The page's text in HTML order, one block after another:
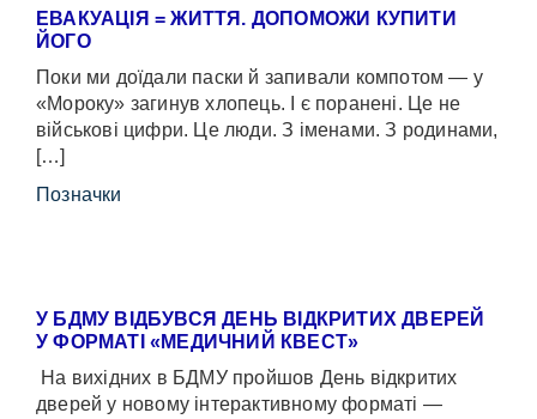
ЕВАКУАЦІЯ = ЖИТТЯ. ДОПОМОЖИ КУПИТИ
ЙОГО
Поки ми доїдали паски й запивали компотом — у
«Мороку» загинув хлопець. І є поранені. Це не
військові цифри. Це люди. З іменами. З родинами,
[…]
Позначки
У БДМУ ВІДБУВСЯ ДЕНЬ ВІДКРИТИХ ДВЕРЕЙ
У ФОРМАТІ «МЕДИЧНИЙ КВЕСТ»
На вихідних в БДМУ пройшов День відкритих
дверей у новому інтерактивному форматі —